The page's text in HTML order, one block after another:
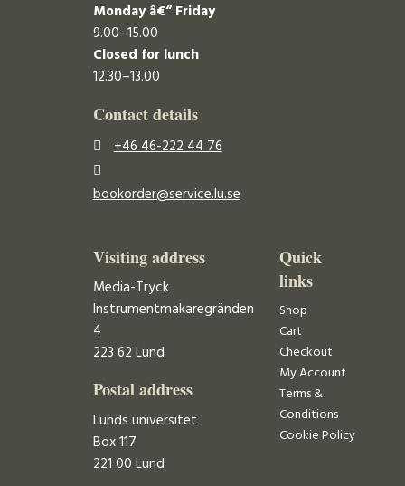
Monday â€“ Friday
9.00–15.00
Closed for lunch
12.30–13.00
Contact details
+46 46-222 44 76
bookorder@service.lu.se
Visiting address
Media-Tryck
Instrumentmakaregränden
4
223 62 Lund
Postal address
Lunds universitet
Box 117
221 00 Lund
Quick
links
Shop
Cart
Checkout
My Account
Terms &
Conditions
Cookie Policy